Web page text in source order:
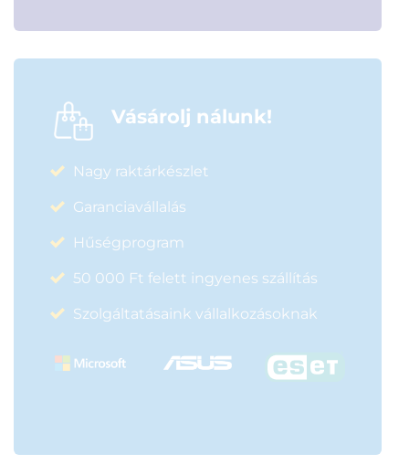
Vásárolj nálunk!
Nagy raktárkészlet
Garanciavállalás
Hűségprogram
50 000 Ft felett ingyenes szállítás
Szolgáltatásaink vállalkozásoknak